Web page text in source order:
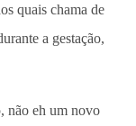
quais chama de
a gestação,
não eh um novo